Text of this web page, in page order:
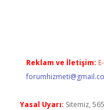
Reklam ve İletişim:
Yasal Uyarı: Sitemiz,